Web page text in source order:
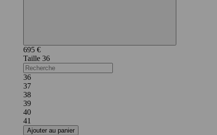
695 €
36
36
37
38
39
40
41
Ajouter au panier